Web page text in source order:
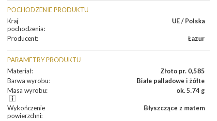
POCHODZENIE PRODUKTU
Kraj
pochodzenia:
UE / Polska
Producent: Łazur
PARAMETRY PRODUKTU
Materiał:
Złoto pr. 0,585
Barwa wyrobu:
Białe palladowe i żółte
Masa wyrobu: ok. 5.74 g
Wykończenie
powierzchni:
Błyszczące z matem